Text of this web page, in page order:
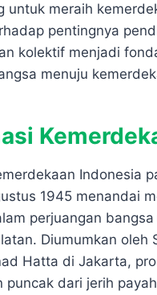
untuk meraih
pentingnya
kolektif menjadi
menuju
Indonesia
1945 menandai
perjuangan
Diumumkan oleh
Hatta di Jakarta,
puncak dari jerih